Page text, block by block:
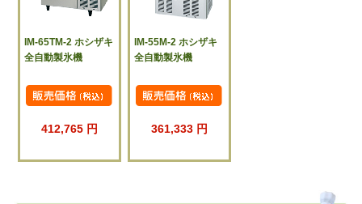
IM-65TM-2 ホシザキ
全自動製氷機
412,765 円
IM-55M-2 ホシザキ
全自動製氷機
361,333 円